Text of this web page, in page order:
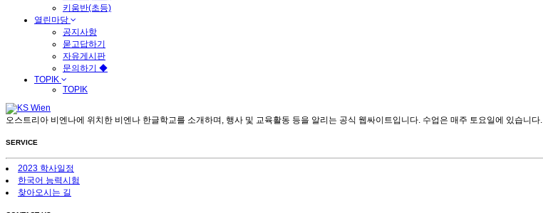
키움반(초등)
열린마당
공지사항
묻고답하기
자유게시판
문의하기 ◆
TOPIK
TOPIK
오스트리아 비엔나에 위치한 비엔나 한글학교를 소개하며, 행사 및 교육활동 등을 알리는 공식 웹싸이트입니다. 수업은 매주 토요일에 있습니다.
SERVICE
2023 학사일정
한국어 능력시험
찾아오시는 길